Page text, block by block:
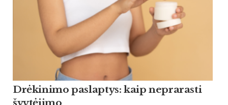
Drėkinimo paslaptys: kaip neprarasti
švytėjimo